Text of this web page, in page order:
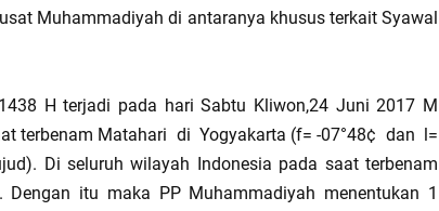
Muhammadiyah di antaranya khusus terkait Syawal
H terjadi pada hari Sabtu Kliwon,24 Juni 2017 M
terbenam Matahari di Yogyakarta (f= -07°48¢ dan l=
Di seluruh wilayah Indonesia pada saat terbenam
itu maka PP Muhammadiyah menentukan 1